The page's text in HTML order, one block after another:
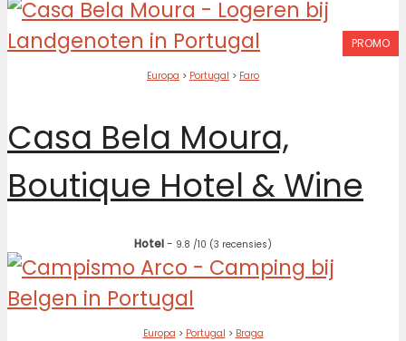
PROMO
Europa > Portugal > Faro
Casa Bela Moura,
Boutique Hotel & Wine
Hotel- 9.8 /10 (3 recensies)
Europa > Portugal > Braga